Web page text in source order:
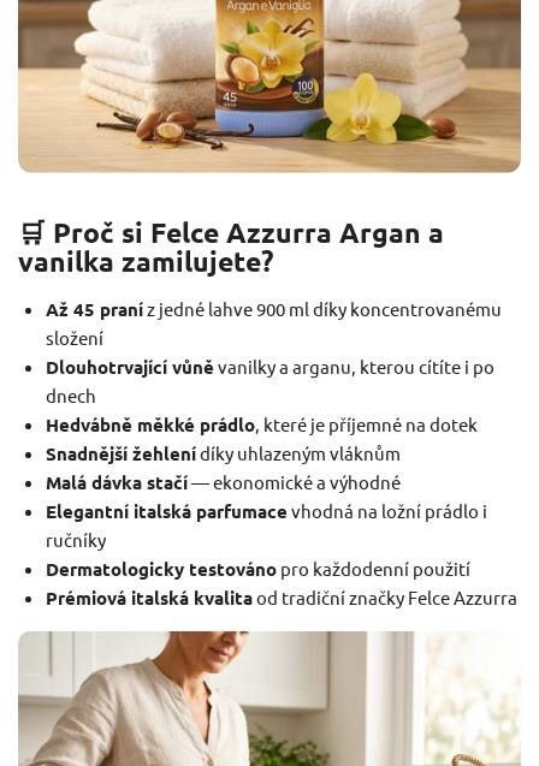
🛒 Proč si Felce Azzurra Argan a
vanilka zamilujete?
Až 45 praníz jedné lahve 900 ml díky koncentrovanému
složení
Dlouhotrvající vůně vanilky a arganu, kterou cítíte i po
dnech
Hedvábně měkké prádlo, které je příjemné na dotek
Snadnější žehlenídíky uhlazeným vláknům
Malá dávka stačí— ekonomické a výhodné
Elegantní italská parfumace vhodná na ložní prádlo i
ručníky
Dermatologicky testovánopro každodenní použití
Prémiová italská kvalitaod tradiční značky Felce Azzurra